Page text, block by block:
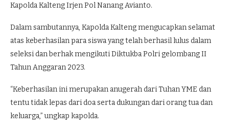
Kapolda Kalteng Irjen Pol Nanang Avianto.
Dalam sambutannya, Kapolda Kalteng mengucapkan selamat
atas keberhasilan para siswa yang telah berhasil lulus dalam
seleksi dan berhak mengikuti Diktukba Polri gelombang II
Tahun Anggaran 2023.
“Keberhasilan ini merupakan anugerah dari Tuhan YME dan
tentu tidak lepas dari doa serta dukungan dari orang tua dan
keluarga,” ungkap kapolda.